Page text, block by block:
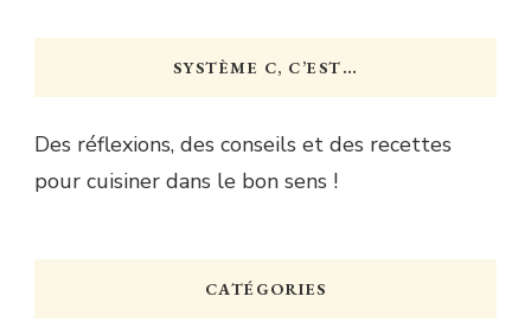
SYSTÈME C, C’EST…
Des réflexions, des conseils et des recettes
pour cuisiner dans le bon sens !
CATÉGORIES